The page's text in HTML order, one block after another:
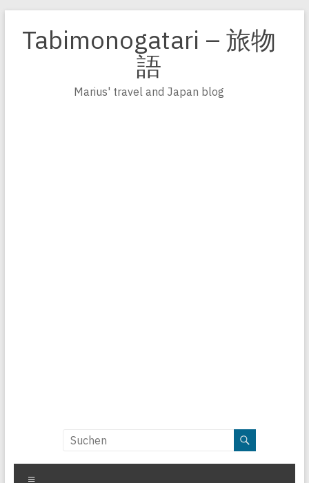
Inhalt
springen
Tabimonogatari – 旅物
語
Marius' travel and Japan blog